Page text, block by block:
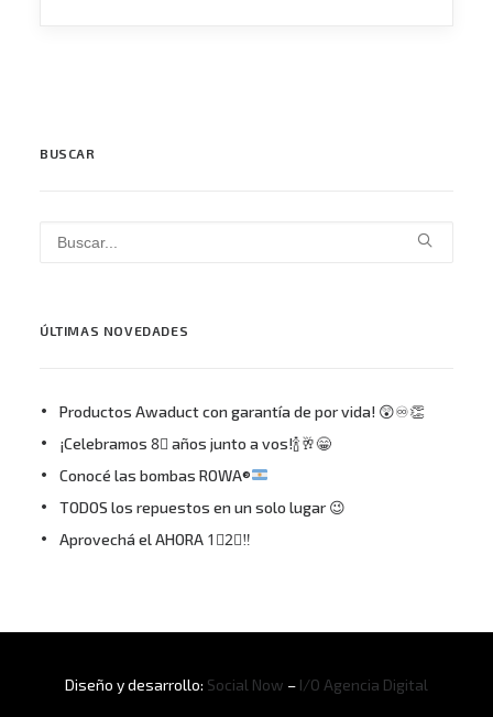
BUSCAR
ÚLTIMAS NOVEDADES
Productos Awaduct con garantía de por vida! 😲♾👏
¡Celebramos 8⃣ años junto a vos!🍾🥂😁
Conocé las bombas ROWA®
TODOS los repuestos en un solo lugar 😉
Aprovechá el AHORA 1⃣2⃣‼
Diseño y desarrollo: Social Now – I/O Agencia Digital